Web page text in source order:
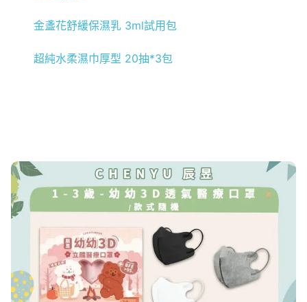
金盞花舒緩保濕乳 3ml試用包
超純水柔濕巾厚型 20抽*3包